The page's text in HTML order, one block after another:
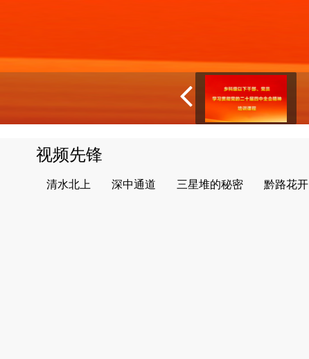
视频先锋
清水北上 深中通道 三星堆的秘密 黔路花开